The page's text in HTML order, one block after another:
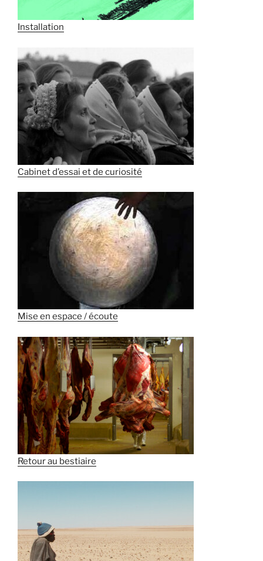
Installation
Cabinet d’essai et de curiosité
Mise en espace / écoute
Retour au bestiaire